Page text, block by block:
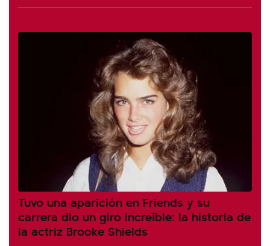
Tuvo una aparición en Friends y su
carrera dio un giro increíble: la historia de
la actriz Brooke Shields